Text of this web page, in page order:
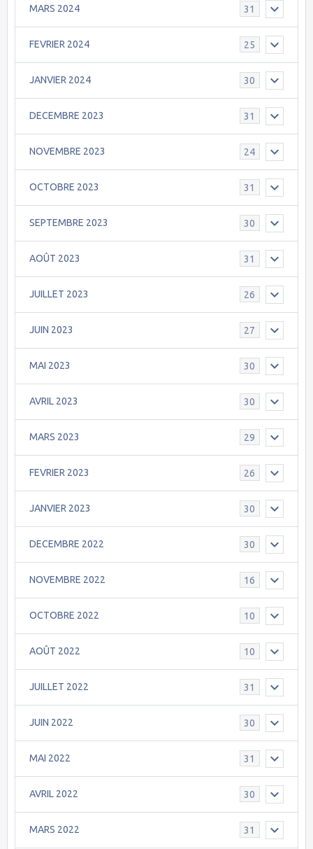
MARS 2024 31
FEVRIER 2024 25
JANVIER 2024 30
DECEMBRE 2023 31
NOVEMBRE 2023 24
OCTOBRE 2023 31
SEPTEMBRE 2023 30
AOÛT 2023 31
JUILLET 2023 26
JUIN 2023 27
MAI 2023 30
AVRIL 2023 30
MARS 2023 29
FEVRIER 2023 26
JANVIER 2023 30
DECEMBRE 2022 30
NOVEMBRE 2022 16
OCTOBRE 2022 10
AOÛT 2022 10
JUILLET 2022 31
JUIN 2022 30
MAI 2022 31
AVRIL 2022 30
MARS 2022 31